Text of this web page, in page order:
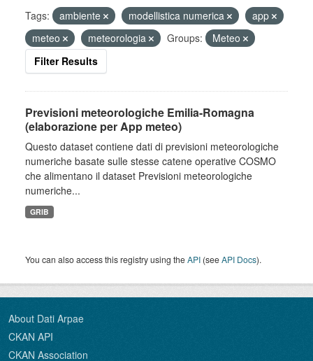
Tags: ambiente modellistica numerica
app
meteo
meteorologia Groups:
Meteo
Filter Results
Previsioni meteorologiche Emilia-Romagna
(elaborazione per App meteo)
Questo dataset contiene dati di previsioni meteorologiche
numeriche basate sulle stesse catene operative COSMO
che alimentano il dataset Previsioni meteorologiche
numeriche...
GRIB
You can also access this registry using theAPI (seeAPI Docs).
About Dati Arpae
CKAN API
CKAN Association